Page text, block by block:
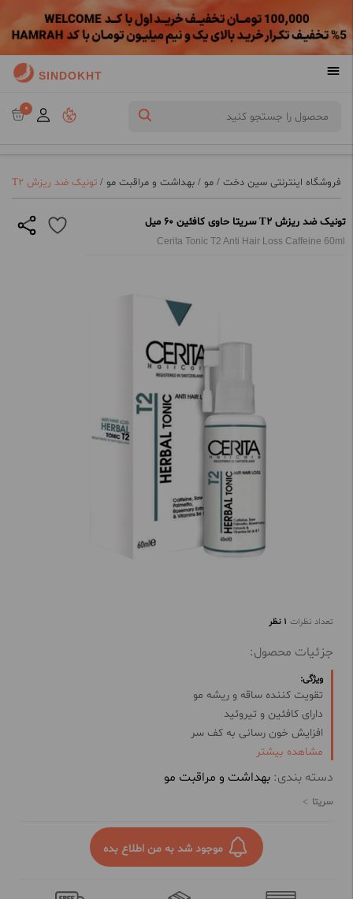
SINDOKHT
0
فروشگاه اینترنتی سین دخت / مو / بهداشت و مراقبت مو / تونیک ضد ریزش T2 سریتا حاوی کافئین 60 میل
تونیک ضد ریزش T2 سریتا حاوی کافئین 60 میل
Cerita Tonic T2 Anti Hair Loss Caffeine 60ml
تعداد نظرات 1 نظر
جزئیات محصول:
ویژگی:
تقویت کننده ساقه و ریشه مو
دارای کافئین و تیروئید
افزایش خون رسانی به کف سر
تغذیه ریشه مو
مناسب انواع ریزش مو (کم کاری تیروئید و پس از زایمان)
تنظیم چربی
خنک کننده و ضد التهاب
مشاهده بیشتر
دسته بندی: بهداشت و مراقبت مو
سریتا
موجود شد به من اطلاع بده